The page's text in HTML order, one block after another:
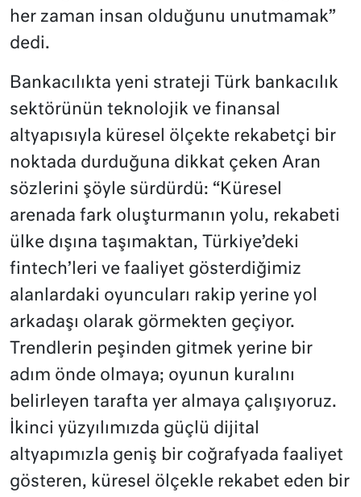
her zaman insan olduğunu unutmamak”
dedi.
Bankacılıkta yeni strateji Türk bankacılık
sektörünün teknolojik ve finansal
altyapısıyla küresel ölçekte rekabetçi bir
noktada durduğuna dikkat çeken Aran
sözlerini şöyle sürdürdü: “Küresel
arenada fark oluşturmanın yolu, rekabeti
ülke dışına taşımaktan, Türkiye’deki
fintech’leri ve faaliyet gösterdiğimiz
alanlardaki oyuncuları rakip yerine yol
arkadaşı olarak görmekten geçiyor.
Trendlerin peşinden gitmek yerine bir
adım önde olmaya; oyunun kuralını
belirleyen tarafta yer almaya çalışıyoruz.
İkinci yüzyılımızda güçlü dijital
altyapımızla geniş bir coğrafyada faaliyet
gösteren, küresel ölçekle rekabet eden bir